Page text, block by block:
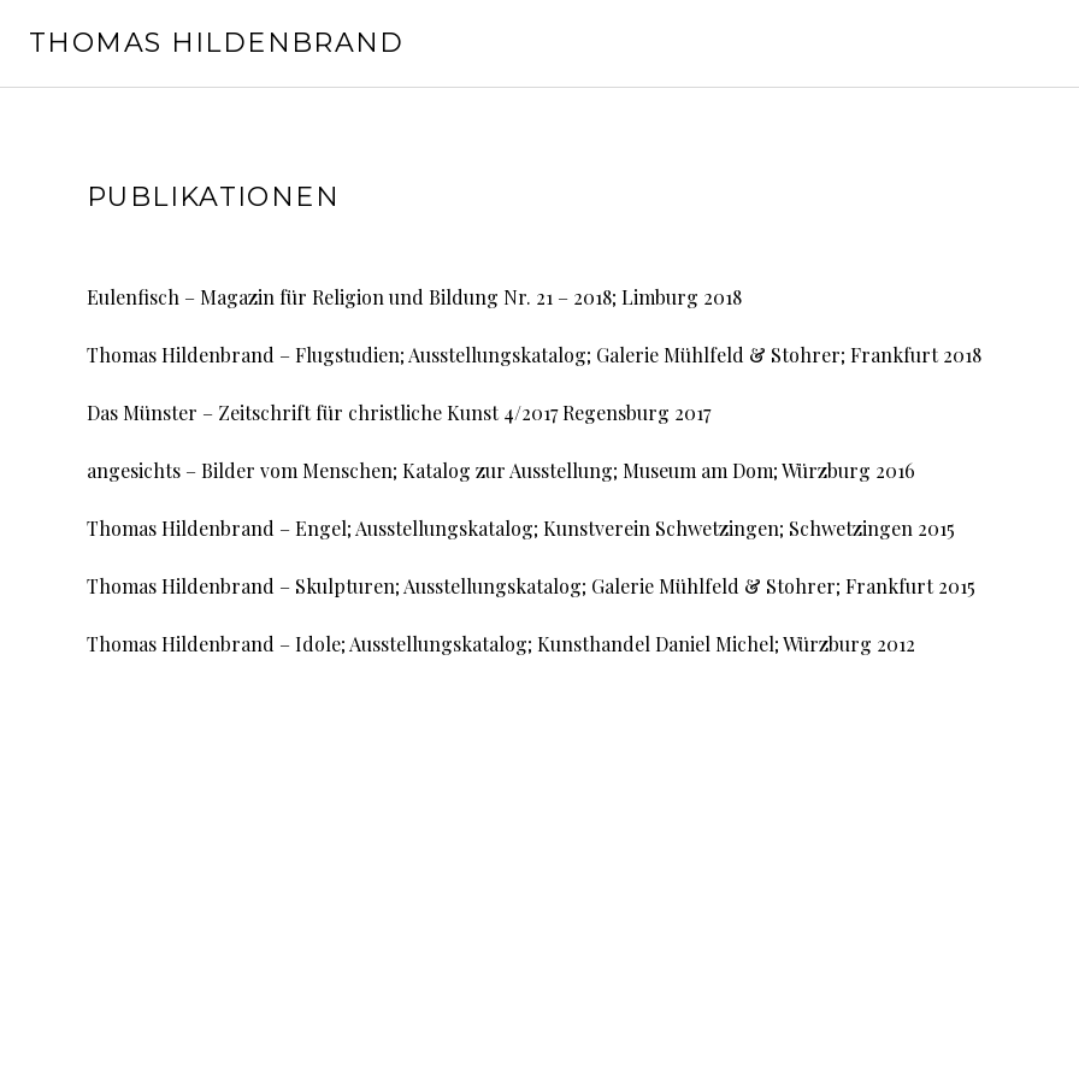
zumTHOMAS HILDENBRAND
PUBLIKATIONEN
Eulenfisch – Magazin für Religion und Bildung Nr. 21 – 2018; Limburg 2018
Thomas Hildenbrand – Flugstudien; Ausstellungskatalog; Galerie Mühlfeld & Stohrer; Frankfurt 2018
Das Münster – Zeitschrift für christliche Kunst 4/2017 Regensburg 2017
angesichts – Bilder vom Menschen; Katalog zur Ausstellung; Museum am Dom; Würzburg 2016
Thomas Hildenbrand – Engel; Ausstellungskatalog; Kunstverein Schwetzingen; Schwetzingen 2015
Thomas Hildenbrand – Skulpturen; Ausstellungskatalog; Galerie Mühlfeld & Stohrer; Frankfurt 2015
Thomas Hildenbrand – Idole; Ausstellungskatalog; Kunsthandel Daniel Michel; Würzburg 2012